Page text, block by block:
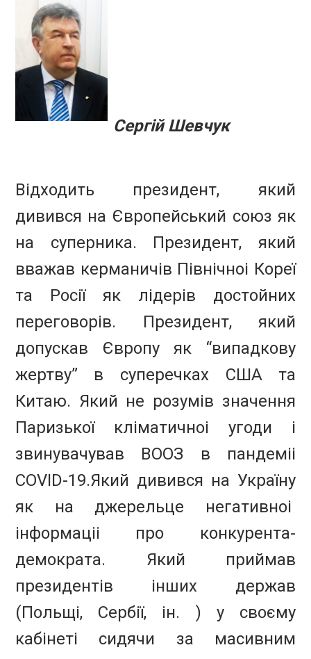
Сергій Шевчук
Відходить президент, який
дивився на Європейський союз як
на суперника. Президент, який
вважав керманичів Північноі Кореї
та Росії як лідерів достойних
переговорів. Президент, який
допускав Європу як “випадкову
жертву” в суперечках США та
Китаю. Який не розумів значення
Паризької кліматичноі угоди і
звинувачував ВООЗ в пандеміі
COVID-19.Який дивився на Україну
як на джерельце негативноі
інформаціі про конкурента-
демократа. Який приймав
президентів інших держав
(Польщі, Сербії, ін. ) у своєму
кабінеті сидячи за масивним